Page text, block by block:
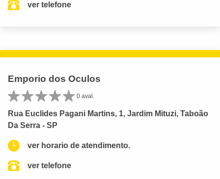
ver telefone
Emporio dos Oculos
0 aval.
Rua Euclides Pagani Martins, 1, Jardim Mituzi, Taboão
Da Serra - SP
ver horario de atendimento.
ver telefone